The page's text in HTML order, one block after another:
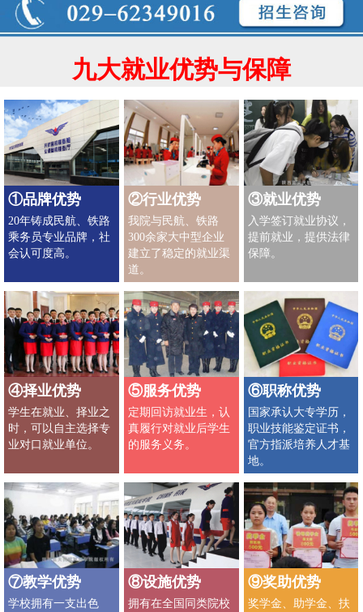
九大就业优势与保障
①品牌优势
20年铸成民航、铁路
乘务员专业品牌，社
会认可度高。
②行业优势
我院与民航、铁路
300余家大中型企业
建立了稳定的就业渠
道。
③就业优势
入学签订就业协议，
提前就业，提供法律
保障。
④择业优势
学生在就业、择业之
时，可以自主选择专
业对口就业单位。
⑤服务优势
定期回访就业生，认
真履行对就业后学生
的服务义务。
⑥职称优势
国家承认大专学历，
职业技能鉴定证书，
官方指派培养人才基
地。
⑦教学优势
学校拥有一支出色
⑧设施优势
拥有在全国同类院校
⑨奖助优势
奖学金、助学金、扶